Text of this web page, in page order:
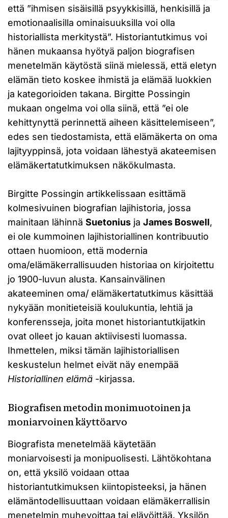
että ”ihmisen sisäisillä psyykkisillä, henkisillä ja
emotionaalisilla ominaisuuksilla voi olla
historiallista merkitystä”. Historiantutkimus voi
hänen mukaansa hyötyä paljon biografisen
menetelmän käytöstä siinä mielessä, että eletyn
elämän tieto koskee ihmistä ja elämää luokkien
ja kategorioiden takana. Birgitte Possingin
mukaan ongelma voi olla siinä, että ”ei ole
kehittynyttä perinnettä aiheen käsittelemiseen”,
edes sen tiedostamista, että elämäkerta on oma
lajityyppinsä, jota voidaan lähestyä akateemisen
elämäkertatutkimuksen näkökulmasta.
Birgitte Possingin artikkelissaan esittämä
kolmesivuinen biografian lajihistoria, jossa
mainitaan lähinnä Suetonius ja James Boswell,
ei ole kummoinen lajihistoriallinen kontribuutio
ottaen huomioon, että modernia
oma/elämäkerrallisuuden historiaa on kirjoitettu
jo 1900-luvun alusta. Kansainvälinen
akateeminen oma/ elämäkertatutkimus käsittää
nykyään monitieteisiä koulukuntia, lehtiä ja
konferensseja, joita monet historiantutkijatkin
ovat olleet jo kauan aktiivisesti luomassa.
Ihmettelen, miksi tämän lajihistoriallisen
keskustelun helmet eivät näy enempää
Historiallinen elämä -kirjassa.
Biografisen metodin monimuotoinen ja
moniarvoinen käyttöarvo
Biografista menetelmää käytetään
moniarvoisesti ja monipuolisesti. Lähtökohtana
on, että yksilö voidaan ottaa
historiantutkimuksen kiintopisteeksi, ja hänen
elämäntodellisuuttaan voidaan elämäkerrallisin
menetelmin muhevoittaa tai elävöittää. Yksilön